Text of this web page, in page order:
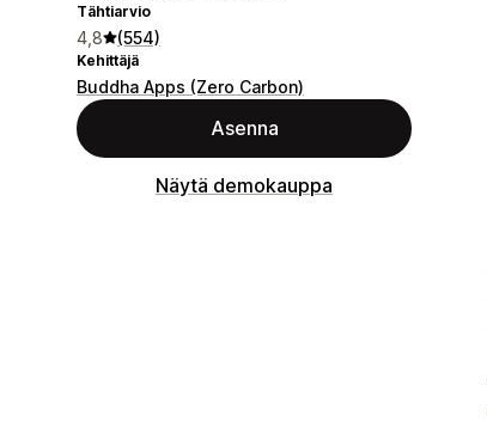
Tähtiarvio
4,8 (554)
Kehittäjä
Buddha Apps (Zero Carbon)
Asenna
Näytä demokauppa